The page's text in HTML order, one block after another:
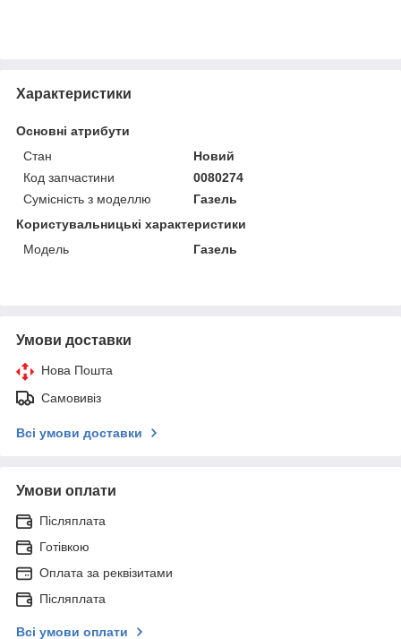
Характеристики
Основні атрибути
Стан
Новий
Код запчастини
0080274
Сумісність з моделлю
Газель
Користувальницькі характеристики
Модель
Газель
Умови доставки
Нова Пошта
Самовивіз
Всі умови доставки
Умови оплати
Післяплата
Готівкою
Оплата за реквізитами
Післяплата
Всі умови оплати